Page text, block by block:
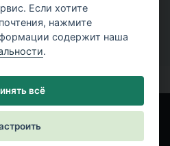
Если хотите
нажмите
содержит наша
.
всё